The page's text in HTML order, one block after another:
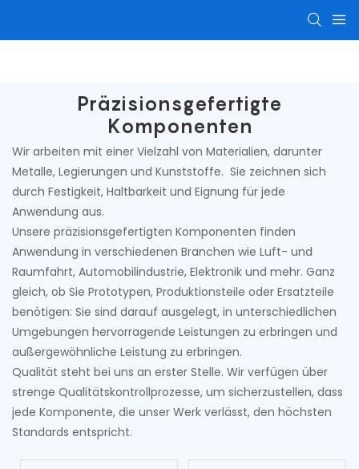
Präzisionsgefertigte
Komponenten
Wir arbeiten mit einer Vielzahl von Materialien, darunter
Metalle, Legierungen und Kunststoffe. Sie zeichnen sich
durch Festigkeit, Haltbarkeit und Eignung für jede
Anwendung aus.
Unsere präzisionsgefertigten Komponenten finden
Anwendung in verschiedenen Branchen wie Luft- und
Raumfahrt, Automobilindustrie, Elektronik und mehr. Ganz
gleich, ob Sie Prototypen, Produktionsteile oder Ersatzteile
benötigen: Sie sind darauf ausgelegt, in unterschiedlichen
Umgebungen hervorragende Leistungen zu erbringen und
außergewöhnliche Leistung zu erbringen.
Qualität steht bei uns an erster Stelle. Wir verfügen über
strenge Qualitätskontrollprozesse, um sicherzustellen, dass
jede Komponente, die unser Werk verlässt, den höchsten
Standards entspricht.